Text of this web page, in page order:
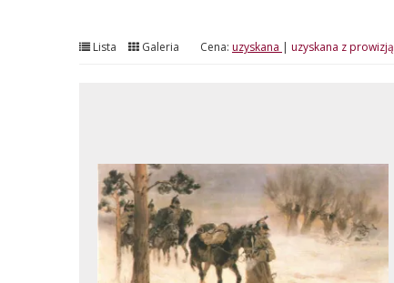
Lista Galeria Cena: uzyskana | uzyskana z prowizją